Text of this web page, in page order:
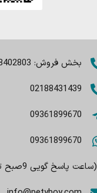
بخش فروش: 02188402803
02188431439
09361899670
09361899670
(ساعت پاسخ گویی 9صبح تا 7 شب)